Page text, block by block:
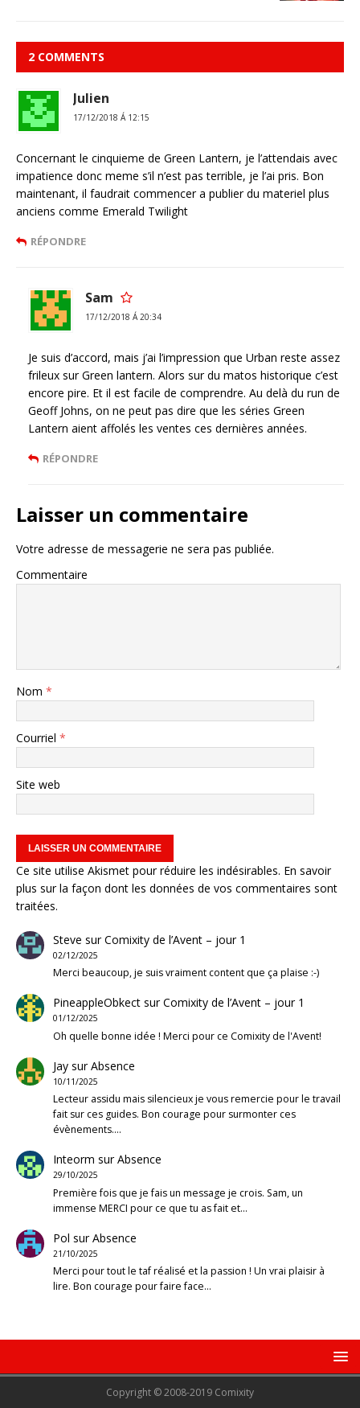
2 COMMENTS
Julien
17/12/2018 Á 12:15
Concernant le cinquieme de Green Lantern, je l’attendais avec
impatience donc meme s’il n’est pas terrible, je l’ai pris. Bon
maintenant, il faudrait commencer a publier du materiel plus
anciens comme Emerald Twilight
RÉPONDRE
Sam
17/12/2018 Á 20:34
Je suis d’accord, mais j’ai l’impression que Urban reste assez
frileux sur Green lantern. Alors sur du matos historique c’est
encore pire. Et il est facile de comprendre. Au delà du run de
Geoff Johns, on ne peut pas dire que les séries Green
Lantern aient affolés les ventes ces dernières années.
RÉPONDRE
Laisser un commentaire
Votre adresse de messagerie ne sera pas publiée.
Commentaire
Nom *
Courriel *
Site web
Ce site utilise Akismet pour réduire les indésirables. En savoir
plus sur la façon dont les données de vos commentaires sont
traitées.
Steve surComixity de l’Avent – jour 1
02/12/2025
Merci beaucoup, je suis vraiment content que ça plaise :-)
PineappleObkectsurComixity de l’Avent – jour 1
01/12/2025
Oh quelle bonne idée ! Merci pour ce Comixity de l'Avent!
JaysurAbsence
10/11/2025
Lecteur assidu mais silencieux je vous remercie pour le travail
fait sur ces guides. Bon courage pour surmonter ces
évènements.…
Inteorm surAbsence
29/10/2025
Première fois que je fais un message je crois. Sam, un
immense MERCI pour ce que tu as fait et…
Pol surAbsence
21/10/2025
Merci pour tout le taf réalisé et la passion ! Un vrai plaisir à
lire. Bon courage pour faire face…
Copyright © 2008-2019 Comixity